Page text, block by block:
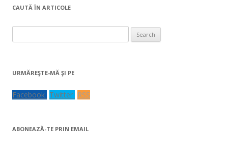
CAUTĂ ÎN ARTICOLE
for:
URMĂREŞTE-MĂ ŞI PE
Facebook Twitter RSS
ABONEAZĂ-TE PRIN EMAIL